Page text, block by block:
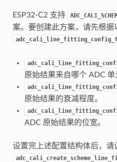
ESP32-C2 支持
案。要创建此方案，请先根据
原始结果来自哪个 ADC 单
原始结果的衰减程度。
ADC 原始结果的位宽。
设置完上述配置结构体后，请